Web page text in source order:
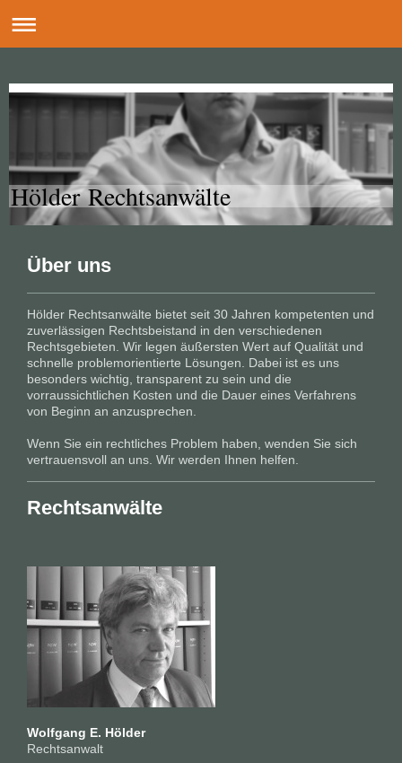
Hölder Rechtsanwälte
Über uns
Hölder Rechtsanwälte bietet seit 30 Jahren kompetenten und
zuverlässigen Rechtsbeistand in den verschiedenen
Rechtsgebieten. Wir legen äußersten Wert auf Qualität und
schnelle problemorientierte Lösungen. Dabei ist es uns
besonders wichtig, transparent zu sein und die
vorraussichtlichen Kosten und die Dauer eines Verfahrens
von Beginn an anzusprechen.
Wenn Sie ein rechtliches Problem haben, wenden Sie sich
vertrauensvoll an uns. Wir werden Ihnen helfen.
Rechtsanwälte
Wolfgang E. Hölder
Rechtsanwalt